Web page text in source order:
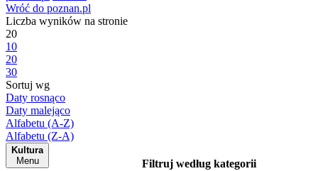
Wróć do poznan.pl
Liczba wyników na stronie
20
10
20
30
Sortuj wg
Daty rosnąco
Daty malejąco
Alfabetu (A-Z)
Alfabetu (Z-A)
Kultura
Menu
Filtruj według kategorii